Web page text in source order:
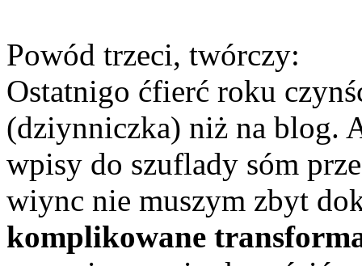
Powód trzeci, twórczy:
Ostatnigo ćfierć roku
(dziynniczka) niż na blog.
wpisy do szuflady sóm
wiync nie muszym zbyt
komplikowane